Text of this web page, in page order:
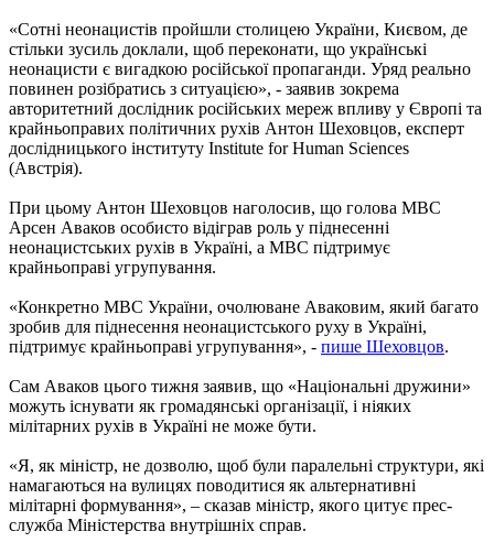
«Сотні неонацистів пройшли столицею України, Києвом, де
стільки зусиль доклали, щоб переконати, що українські
неонацисти є вигадкою російської пропаганди. Уряд реально
повинен розібратись з ситуацією», - заявив зокрема
авторитетний дослідник російських мереж впливу у Європі та
крайньоправих політичних рухів Антон Шеховцов, експерт
дослідницького інституту Institute for Human Sciences
(Австрія).
При цьому Антон Шеховцов наголосив, що голова МВС
Арсен Аваков особисто відіграв роль у піднесенні
неонацистських рухів в Україні, а МВС підтримує
крайньоправі угрупування.
«Конкретно МВС України, очолюване Аваковим, який багато
зробив для піднесення неонацистського руху в Україні,
підтримує крайньоправі угрупування», - пише Шеховцов.
Сам Аваков цього тижня заявив, що «Національні дружини»
можуть існувати як громадянські організації, і ніяких
мілітарних рухів в Україні не може бути.
«Я, як міністр, не дозволю, щоб були паралельні структури, які
намагаються на вулицях поводитися як альтернативні
мілітарні формування», – сказав міністр, якого цитує прес-
служба Міністерства внутрішніх справ.